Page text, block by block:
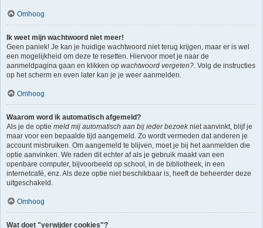
Omhoog
Ik weet mijn wachtwoord niet meer!
Geen paniek! Je kan je huidige wachtwoord niet terug krijgen, maar er is wel
een mogelijkheid om deze te resetten. Hiervoor moet je naar de
aanmeldpagina gaan en klikken op wachtwoord vergeten?. Volg de instructies
op het scherm en even later kan je je weer aanmelden.
Omhoog
Waarom word ik automatisch afgemeld?
Als je de optie meld mij automatisch aan bij ieder bezoekniet aanvinkt, blijf je
maar voor een bepaalde tijd aangemeld. Zo wordt vermeden dat anderen je
account misbruiken. Om aangemeld te blijven, moet je bij het aanmelden die
optie aanvinken. We raden dit echter af als je gebruik maakt van een
openbare computer, bijvoorbeeld op school, in de bibliotheek, in een
internetcafé, enz. Als deze optie niet beschikbaar is, heeft de beheerder deze
uitgeschakeld.
Omhoog
Wat doet "verwijder cookies"?